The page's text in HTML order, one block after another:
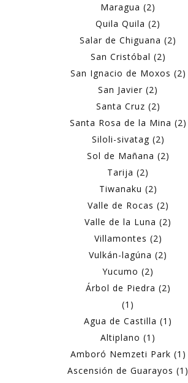
Maragua (2)
Quila Quila (2)
Salar de Chiguana (2)
San Cristóbal (2)
San Ignacio de Moxos (2)
San Javier (2)
Santa Cruz (2)
Santa Rosa de la Mina (2)
Siloli-sivatag (2)
Sol de Mañana (2)
Tarija (2)
Tiwanaku (2)
Valle de Rocas (2)
Valle de la Luna (2)
Villamontes (2)
Vulkán-lagúna (2)
Yucumo (2)
Árbol de Piedra (2)
(1)
Agua de Castilla (1)
Altiplano (1)
Amboró Nemzeti Park (1)
Ascensión de Guarayos (1)